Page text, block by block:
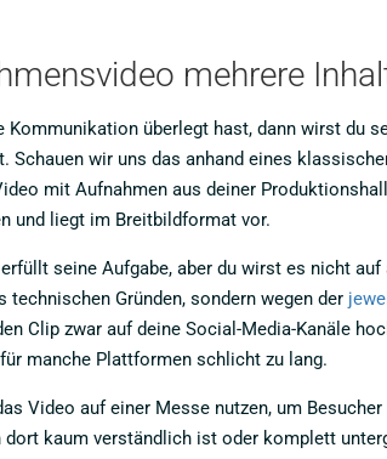
mehrere
Kommunikation überlegt hast, dann wirst du
Schauen wir uns das anhand eines
mit Aufnahmen aus deiner
und liegt im Breitbildformat vor.
seine Aufgabe, aber du wirst es nicht
Gründen, sondern wegen der
Clip zwar auf deine Social-Media-Kanäle
manche Plattformen schlicht zu lang.
Video auf einer Messe nutzen, um
kaum verständlich ist oder komplett